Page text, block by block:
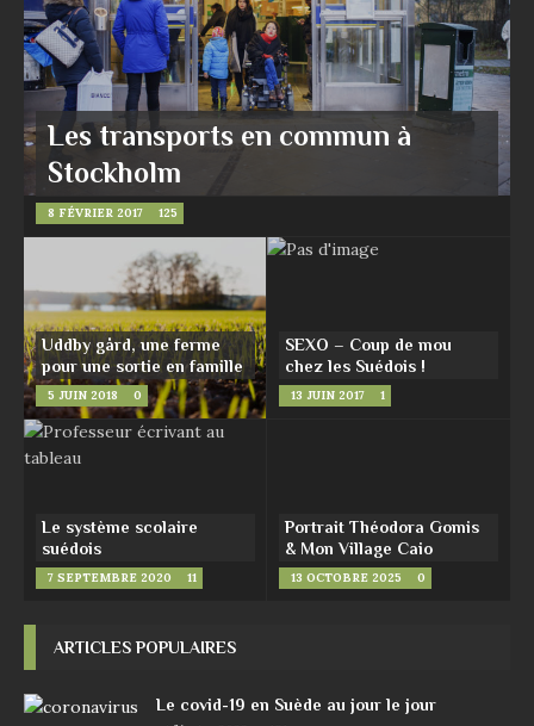
Les transports en commun à
Stockholm
8 FÉVRIER 2017 125
Uddby gård, une ferme
pour une sortie en famille
5 JUIN 2018 0
SEXO – Coup de mou
chez les Suédois !
13 JUIN 2017 1
Le système scolaire
suédois
7 SEPTEMBRE 2020 11
Portrait Théodora Gomis
& Mon Village Caio
13 OCTOBRE 2025 0
ARTICLES POPULAIRES
Le covid-19 en Suède au jour le jour